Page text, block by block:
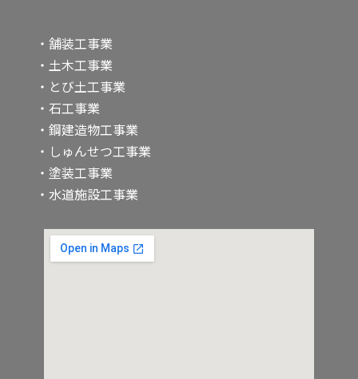
・舗装工事業
・土木工事業
・とび土工事業
・石工事業
・鋼建造物工事業
・しゅんせつ工事業
・塗装工事業
・水道施設工事業